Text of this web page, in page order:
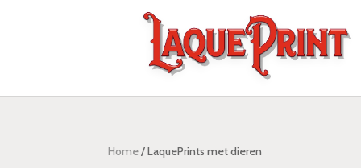
Home/ LaquePrints met dieren